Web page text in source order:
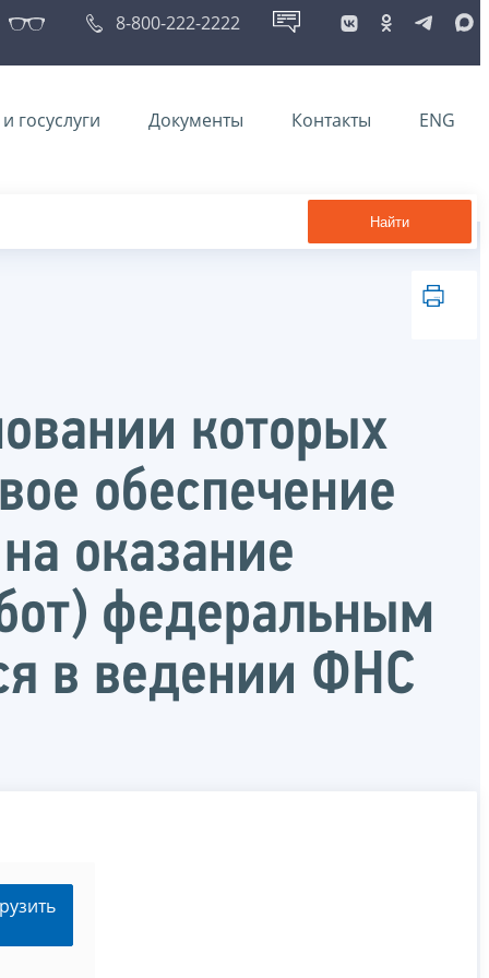
8-800-222-2222
госуслуги Документы Контакты ENG
Найти
которых
обеспечение
оказание
федеральным
в ведении ФНС